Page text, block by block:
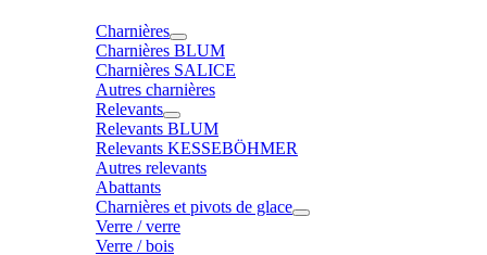
Charnières
Charnières BLUM
Charnières SALICE
Autres charnières
Relevants
Relevants BLUM
Relevants KESSEBÖHMER
Autres relevants
Abattants
Charnières et pivots de glace
Verre / verre
Verre / bois